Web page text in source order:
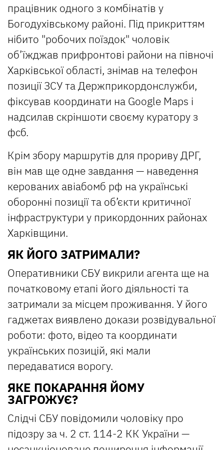
працівник одного з комбінатів у
Богодухівському районі. Під прикриттям
нібито "робочих поїздок" чоловік
об’їжджав прифронтові райони на півночі
Харківської області, знімав на телефон
позиції ЗСУ та Держприкордонслужби,
фіксував координати на Google Maps і
надсилав скріншоти своєму куратору з
фсб.
Крім збору маршрутів для прориву ДРГ,
він мав ще одне завдання — наведення
керованих авіабомб рф на українські
оборонні позиції та об’єкти критичної
інфраструктури у прикордонних районах
Харківщини.
ЯК ЙОГО ЗАТРИМАЛИ?
Оперативники СБУ викрили агента ще на
початковому етапі його діяльності та
затримали за місцем проживання. У його
гаджетах виявлено докази розвідувальної
роботи: фото, відео та координати
українських позицій, які мали
передаватися ворогу.
ЯКЕ ПОКАРАННЯ ЙОМУ
ЗАГРОЖУЄ?
Слідчі СБУ повідомили чоловіку про
підозру за ч. 2 ст. 114-2 КК України —